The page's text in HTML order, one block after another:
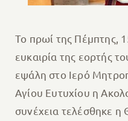
Το πρωί της Πέμπτης,
ευκαιρία της εορτής
εψάλη στο Ιερό
Αγίου Ευτυχίου η
συνέχεια τελέσθηκε η